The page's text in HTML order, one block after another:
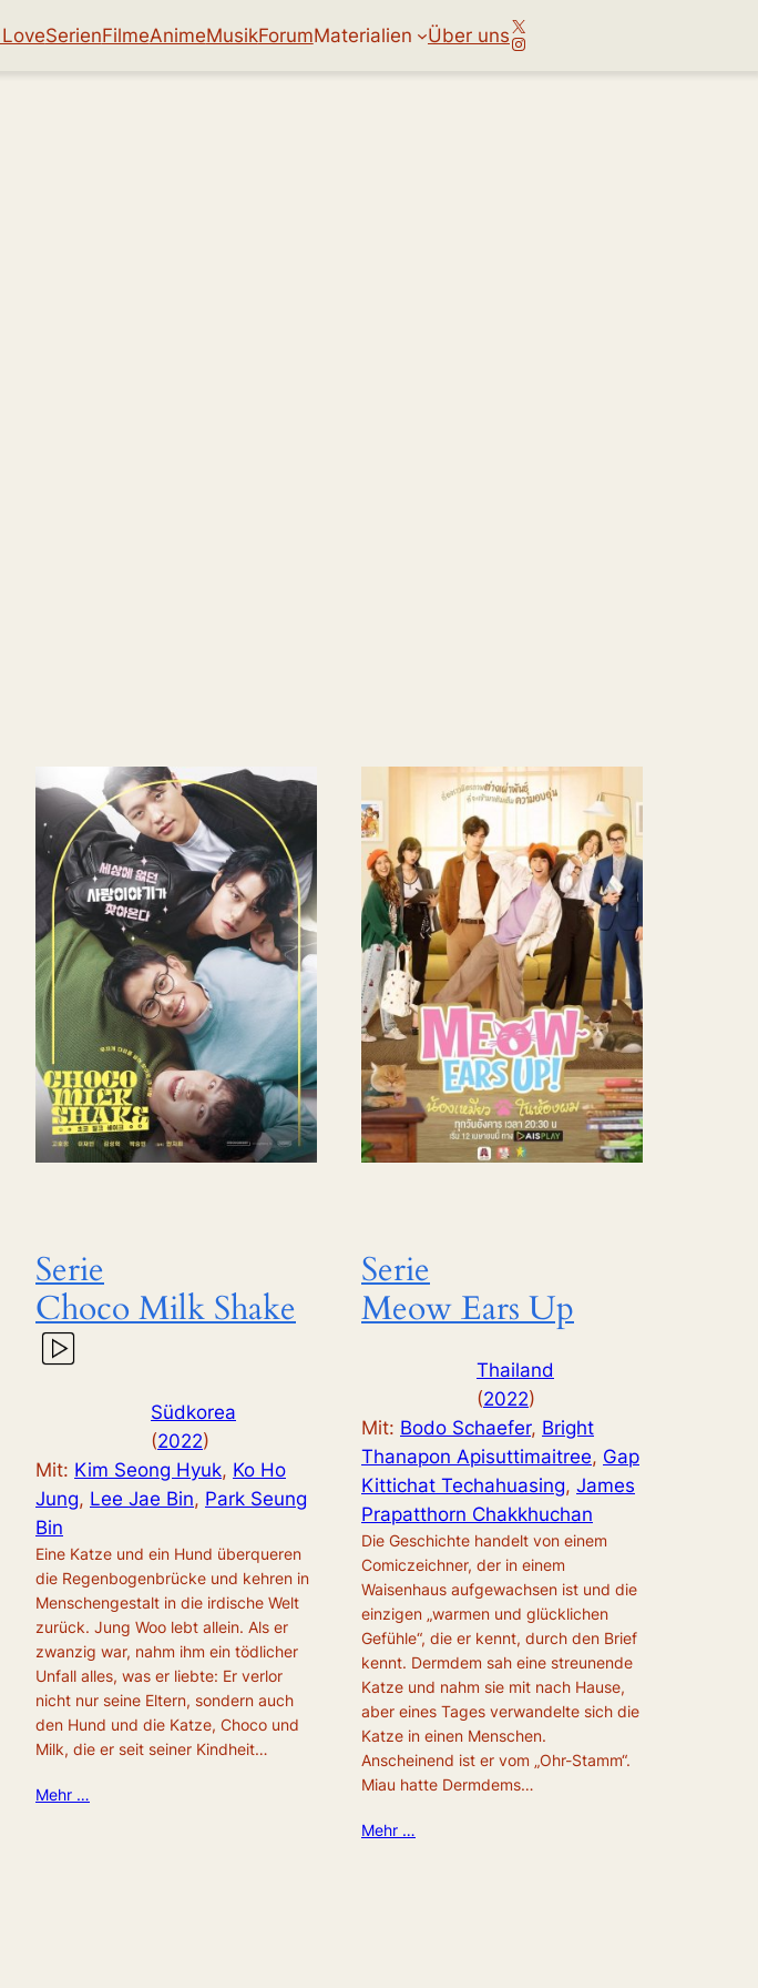
SerienFilmeAnimeMusikForumMaterialien Über unsX
Instagram
Serie
Choco Milk Shake
Südkorea
(2022)
Mit: Kim Seong Hyuk, Ko Ho
Jung, Lee Jae Bin, Park Seung
Bin
Eine Katze und ein Hund überqueren
die Regenbogenbrücke und kehren in
Menschengestalt in die irdische Welt
zurück. Jung Woo lebt allein. Als er
zwanzig war, nahm ihm ein tödlicher
Unfall alles, was er liebte: Er verlor
nicht nur seine Eltern, sondern auch
den Hund und die Katze, Choco und
Milk, die er seit seiner Kindheit…
Mehr …
Serie
Meow Ears Up
Thailand
(2022)
Mit: Bodo Schaefer, Bright
Thanapon Apisuttimaitree, Gap
Kittichat Techahuasing, James
Prapatthorn Chakkhuchan
Die Geschichte handelt von einem
Comiczeichner, der in einem
Waisenhaus aufgewachsen ist und die
einzigen „warmen und glücklichen
Gefühle“, die er kennt, durch den Brief
kennt. Dermdem sah eine streunende
Katze und nahm sie mit nach Hause,
aber eines Tages verwandelte sich die
Katze in einen Menschen.
Anscheinend ist er vom „Ohr-Stamm“.
Miau hatte Dermdems…
Mehr …